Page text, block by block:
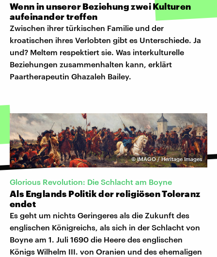
Wenn in unserer Beziehung zwei Kulturen
aufeinander treffen
Zwischen ihrer türkischen Familie und der
kroatischen ihres Verlobten gibt es Unterschiede. Ja
und? Meltem respektiert sie. Was interkulturelle
Beziehungen zusammenhalten kann, erklärt
Paartherapeutin Ghazaleh Bailey.
©IMAGO / Heritage Images
Glorious Revolution: Die Schlacht am Boyne
Als Englands Politik der religiösen Toleranz
endet
Es geht um nichts Geringeres als die Zukunft des
englischen Königreichs, als sich in der Schlacht von
Boyne am 1. Juli 1690 die Heere des englischen
Königs Wilhelm III. von Oranien und des ehemaligen